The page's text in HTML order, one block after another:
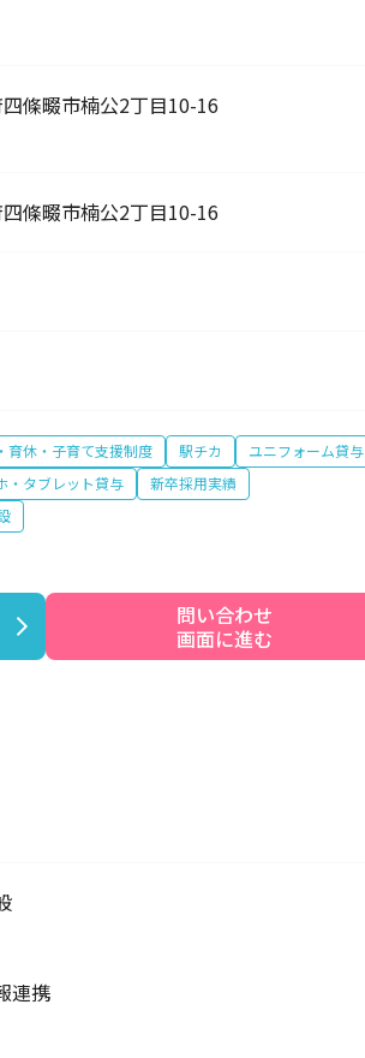
條畷市楠公2丁目10-16
條畷市楠公2丁目10-16
育休・子育て支援制度 駅チカ
ユニフォーム貸与
・タブレット貸与
新卒採用実績
問い合わせ
画面に進む
連携